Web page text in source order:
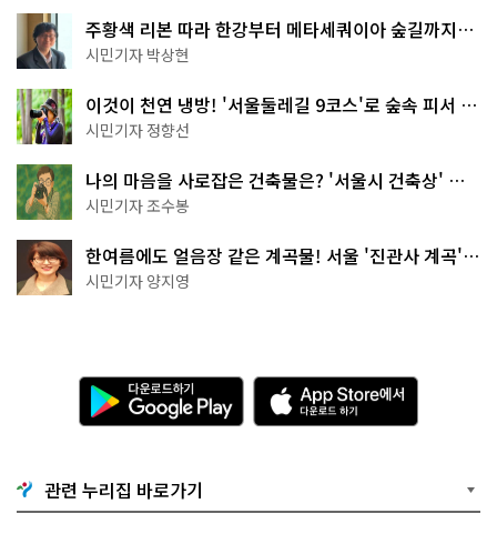
주황색 리본 따라 한강부터 메타세쿼이아 숲길까지…
서울둘레길 15코스
시민기자 박상현
이것이 천연 냉방! '서울둘레길 9코스'로 숲속 피서 떠
나볼까
시민기자 정향선
나의 마음을 사로잡은 건축물은? '서울시 건축상' 수
상작 공개!
시민기자 조수봉
한여름에도 얼음장 같은 계곡물! 서울 '진관사 계곡'이
천국이네~
시민기자 양지영
다
운
로
기
G
o
A
p
p
e
관련 누리집 바로가기